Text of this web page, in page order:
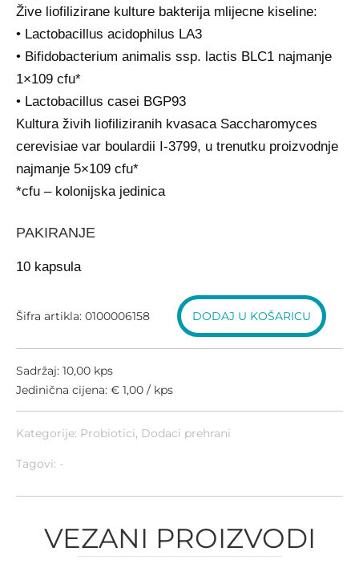
Žive liofilizirane kulture bakterija mlijecne kiseline:
• Lactobacillus acidophilus LA3
• Bifidobacterium animalis ssp. lactis BLC1 najmanje
1×109 cfu*
• Lactobacillus casei BGP93
Kultura živih liofiliziranih kvasaca Saccharomyces
cerevisiae var boulardii I-3799, u trenutku proizvodnje
najmanje 5×109 cfu*
*cfu – kolonijska jedinica
PAKIRANJE
10 kapsula
Šifra artikla: 0100006158 DODAJ U KOŠARICU
Sadržaj: 10,00 kps
Jedinična cijena: € 1,00 / kps
Kategorije: Probiotici, Dodaci prehrani
Tagovi: -
VEZANI PROIZVODI